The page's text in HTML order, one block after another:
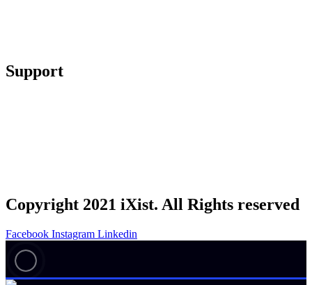
Support
Copyright 2021 iXist. All Rights reserved
Facebook Instagram Linkedin